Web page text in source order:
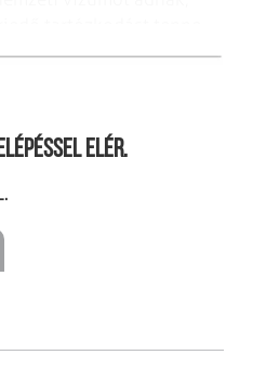
elér.